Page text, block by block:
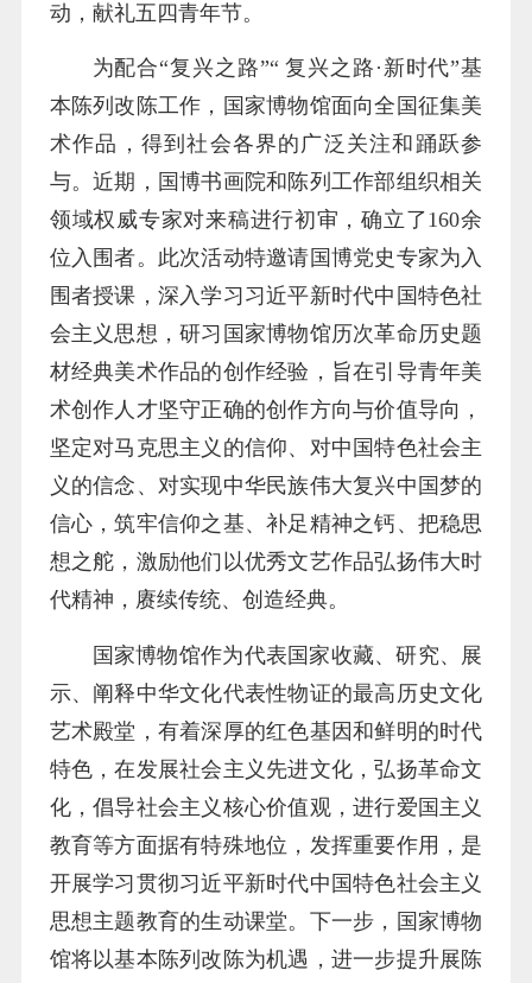
动，献礼五四青年节。
为配合“复兴之路”“ 复兴之路·新时代”基
本陈列改陈工作，国家博物馆面向全国征集美
术作品，得到社会各界的广泛关注和踊跃参
与。近期，国博书画院和陈列工作部组织相关
领域权威专家对来稿进行初审，确立了160余
位入围者。此次活动特邀请国博党史专家为入
围者授课，深入学习习近平新时代中国特色社
会主义思想，研习国家博物馆历次革命历史题
材经典美术作品的创作经验，旨在引导青年美
术创作人才坚守正确的创作方向与价值导向，
坚定对马克思主义的信仰、对中国特色社会主
义的信念、对实现中华民族伟大复兴中国梦的
信心，筑牢信仰之基、补足精神之钙、把稳思
想之舵，激励他们以优秀文艺作品弘扬伟大时
代精神，赓续传统、创造经典。
国家博物馆作为代表国家收藏、研究、展
示、阐释中华文化代表性物证的最高历史文化
艺术殿堂，有着深厚的红色基因和鲜明的时代
特色，在发展社会主义先进文化，弘扬革命文
化，倡导社会主义核心价值观，进行爱国主义
教育等方面据有特殊地位，发挥重要作用，是
开展学习贯彻习近平新时代中国特色社会主义
思想主题教育的生动课堂。下一步，国家博物
馆将以基本陈列改陈为机遇，进一步提升展陈